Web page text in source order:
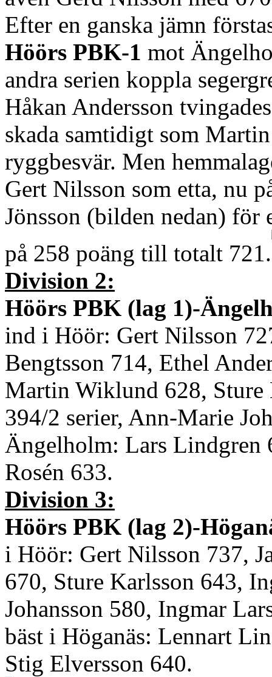
Efter en ganska jämn
Höörs PBK-1 mot
andra serien koppla
Håkan Andersson
skada samtidigt som
ryggbesvär. Men
Gert Nilsson som etta, nu
Jönsson (bilden nedan) för
på 258 poäng till totalt 721.
Division 2:
Höörs PBK (lag 1)-
ind i Höör: Gert Nilsson
Bengtsson 714, Ethel
Martin Wiklund 628, Sture
394/2 serier, Ann-Marie
Ängelholm: Lars
Rosén 633.
Division 3:
Höörs PBK (lag 2)-
i Höör: Gert Nilsson 737,
670, Sture Karlsson 643,
Johansson 580, Ingmar
bäst i Höganäs: Lennart
Stig Elversson 640.